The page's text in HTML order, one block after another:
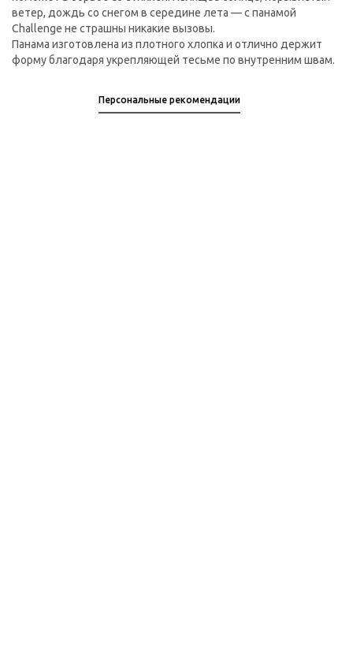
ветер, дождь со снегом в середине лета — с панамой
Challenge не страшны никакие вызовы.
Панама изготовлена из плотного хлопка и отлично держит
форму благодаря укрепляющей тесьме по внутренним швам.
Персональные рекомендации